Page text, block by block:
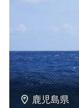
鹿児島県